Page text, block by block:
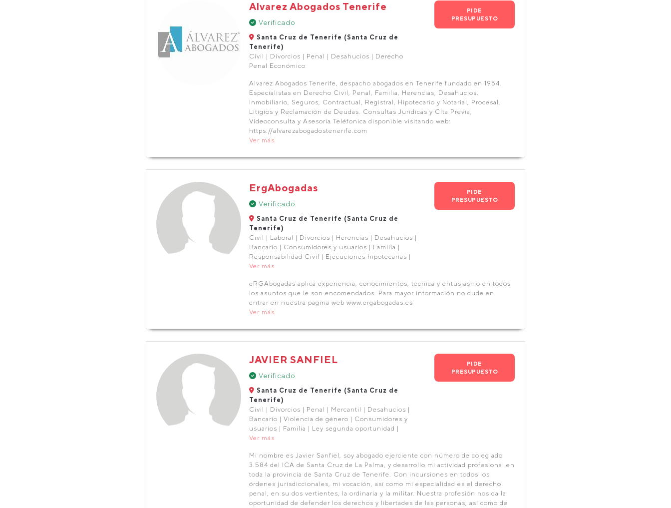
Alvarez Abogados Tenerife
Verificado
Santa Cruz de Tenerife (Santa Cruz de
Tenerife)
Civil | Divorcios | Penal | Desahucios | Derecho
Penal Económico
PIDE
PRESUPUESTO
Alvarez Abogados Tenerife, despacho abogados en Tenerife fundado en 1954.
Especialistas en Derecho Civil, Penal, Familia, Herencias, Desahucios,
Inmobiliario, Seguros, Contractual, Registral, Hipotecario y Notarial, Procesal,
Litigios y Reclamación de Deudas. Consultas Jurídicas y Cita Previa,
Videoconsulta y Asesoría Teléfonica disponible visitando web:
https://alvarezabogadostenerife.com
Ver más
ErgAbogadas
Verificado
Santa Cruz de Tenerife (Santa Cruz de
Tenerife)
Civil | Laboral | Divorcios | Herencias | Desahucios |
Bancario | Consumidores y usuarios | Familia |
Responsabilidad Civil | Ejecuciones hipotecarias |
Ver más
PIDE
PRESUPUESTO
eRGAbogadas aplica experiencia, conocimientos, técnica y entusiasmo en todos
los asuntos que le son encomendados. Para mayor información no dude en
entrar en nuestra página web www.ergabogadas.es
Ver más
JAVIER SANFIEL
Verificado
Santa Cruz de Tenerife (Santa Cruz de
Tenerife)
Civil | Divorcios | Penal | Mercantil | Desahucios |
Bancario | Violencia de género | Consumidores y
usuarios | Familia | Ley segunda oportunidad |
Ver más
PIDE
PRESUPUESTO
Mi nombre es Javier Sanfiel, soy abogado ejerciente con número de colegiado
3.584 del ICA de Santa Cruz de La Palma, y desarrollo mi actividad profesional en
toda la provincia de Santa Cruz de Tenerife. Con incursiones en todos los
órdenes jurisdiccionales, mi vocación, así como mi especialidad es el derecho
penal, en su dos vertientes, la ordinaria y la militar. Nuestra profesión nos da la
oportunidad de defender los derechos y libertades de las personas, así como de